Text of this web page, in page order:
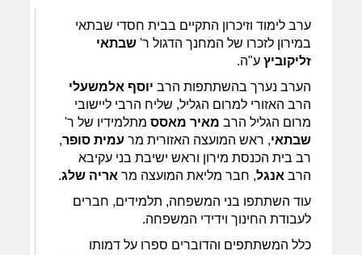
ערב לימוד וזיכרון התקיים בבית חסדי שבתאי
במירון לזכרו של המחנך הדגול ר'שבתאי
זליקוביץ ע"ה.
הערב נערך בהשתתפות הרב יוסף אלמשעלי
הרב האזורי למרום הגליל, שליח הרבי ליישובי
מרום הגליל הרב מאיר מאסס מתלמידיו של ר'
שבתאי, ראש המועצה האזורית מר עמית סופר,
רב בית הכנסת מירון וראש ישיבת בני עקיבא
הרבאנגל, חבר מליאת המועצה מראריה שלג.
עוד השתתפו בני המשפחה, תלמידים, חברים
לעבודת החינוך וידידי המשפחה.
כלל המשתתפים והדוברים ספרו על דמותו